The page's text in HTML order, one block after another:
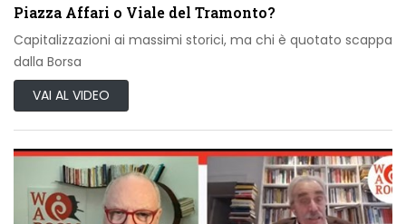
Piazza Affari o Viale del Tramonto?
Capitalizzazioni ai massimi storici, ma chi è quotato scappa
dalla Borsa
VAI AL VIDEO